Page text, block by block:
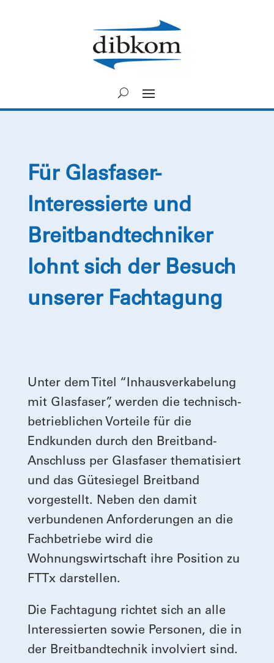
Für Glasfaser-
Interessierte und
Breitbandtechniker
lohnt sich der Besuch
unserer Fachtagung
Unter dem Titel “Inhausverkabelung
mit Glasfaser”, werden die technisch-
betrieblichen Vorteile für die
Endkunden durch den Breitband-
Anschluss per Glasfaser thematisiert
und das Gütesiegel Breitband
vorgestellt. Neben den damit
verbundenen Anforderungen an die
Fachbetriebe wird die
Wohnungswirtschaft ihre Position zu
FTTx darstellen.
Die Fachtagung richtet sich an alle
Interessierten sowie Personen, die in
der Breitbandtechnik involviert sind.